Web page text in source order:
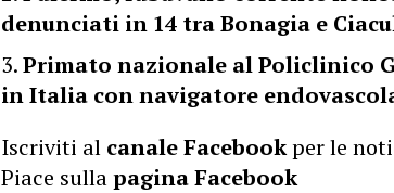
denunciati in 14 tra Bonagia e
Primato nazionale al Policlinico
in Italia con navigatore
Iscriviti al canale Facebookper le
Piace sullapagina Facebook